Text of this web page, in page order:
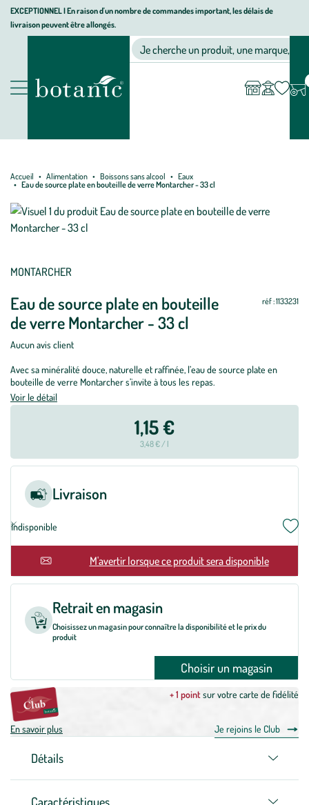
Aller
Aller
au
Aller
au
page
EXCEPTIONNEL I En raison d'un nombre de commandes important, les délais de
livraison peuvent être allongés.
Nos produits
Jardinerie écologique, animalerie, décoration, alimentation bio
Je cherche un produit, une marque, un
compte
Accueil Alimentation Boissons sans alcool
Eaux
Eau de source plate en bouteille de verre Montarcher - 33 cl
MONTARCHER
Eau de source plate en bouteille
de verre Montarcher - 33 cl
réf : 1133231
Aucun avis client
Avec sa minéralité douce, naturelle et raffinée, l’eau de source plate en
bouteille de verre Montarcher s’invite à tous les repas.
Voir le détail
1,15 €
3,48 € / l
Livraison
Indisponible
M'avertir lorsque ce produit sera disponible
Retrait en magasin
Choisissez un magasin pour connaître la disponibilité et le prix du
produit
Choisir un magasin
+ 1 pointsur votre carte de fidélité
En savoir plus Je rejoins le Club
Détails
Caractéristiques